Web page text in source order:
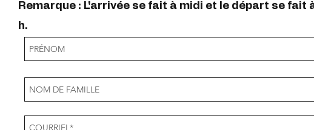
Remarque : L'arrivée se fait à midi et le départ se fait
h.